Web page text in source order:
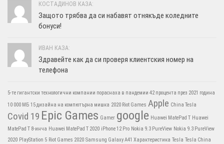
КОСТАДИНОВ КАЗА:
Защото трябва да си набавят отнякъде коледните
бонуси!
ИВАН КАЗА:
Здравейте как да си проверя клиентския номер на
телефона
5-те гигантски технологични компании пораснаха в пандемии 42 процента през 2021 година
10 000 МБ 15 дизайна на компютърна мишка 2020 Riot Games Apple China Tesla
Covid 19 Epic Games Gamer google Huawei MatePad T Huawei
MatePad T 8-инча Huawei MatePad T 2020 iPhone 12 Pro Nokia 9.3 PureView Nokia 9.3 PureView
2020 PlayStation 5 Riot Games 2020 Samsung Galaxy A41 Характеристика Tesla Tesla China